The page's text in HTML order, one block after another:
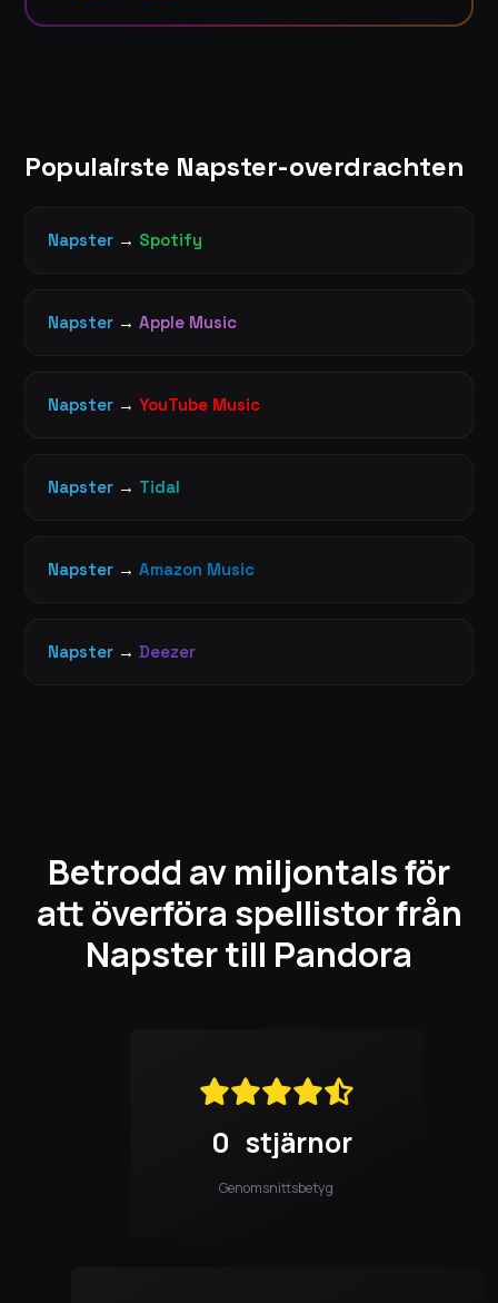
Populairste Napster-overdrachten
Napster → Spotify
Napster → Apple Music
Napster → YouTube Music
Napster → Tidal
Napster → Amazon Music
Napster → Deezer
Betrodd av miljontals för
att överföra spellistor från
Napster till Pandora
0 stjärnor
Genomsnittsbetyg